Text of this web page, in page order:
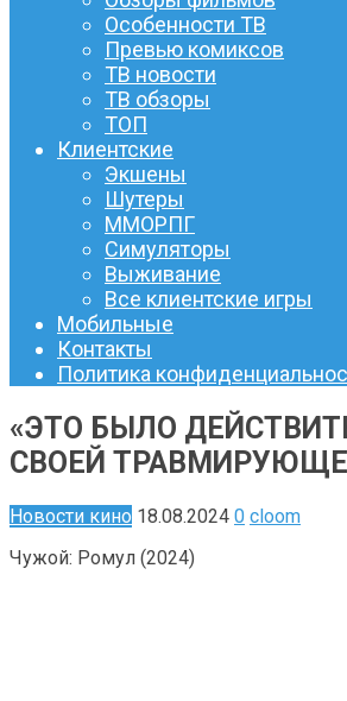
Особенности ТВ
Превью комиксов
ТВ новости
ТВ обзоры
ТОП
Клиентские
Экшены
Шутеры
ММОРПГ
Симуляторы
Выживание
Все клиентские игры
Мобильные
Контакты
Политика
«ЭТО БЫЛО
СВОЕЙ
Новости кино 18.08.2024 0 cloom
Чужой: Ромул (2024)